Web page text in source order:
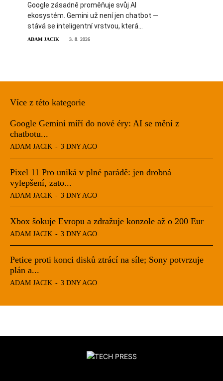
Google zásadně proměňuje svůj AI
ekosystém. Gemini už není jen chatbot —
stává se inteligentní vrstvou, která...
ADAM JACIK 3. 8. 2026
Více z této kategorie
Google Gemini míří do nové éry: AI se mění z
chatbotu...
ADAM JACIK - 3 DNY AGO
Pixel 11 Pro uniká v plné parádě: jen drobná
vylepšení, zato...
ADAM JACIK - 3 DNY AGO
Xbox šokuje Evropu a zdražuje konzole až o 200 Eur
ADAM JACIK - 3 DNY AGO
Petice proti konci disků ztrácí na síle; Sony potvrzuje
plán a...
ADAM JACIK - 3 DNY AGO